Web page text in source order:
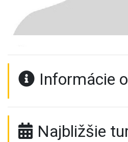
Informácie
Najbližšie